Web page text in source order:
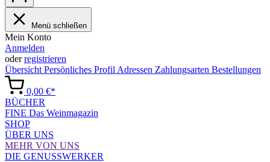
Menü schließen
Mein Konto
Anmelden
oderregistrieren
Übersicht Persönliches Profil Adressen Zahlungsarten Bestellungen
0,00 €*
BÜCHER
FINE Das Weinmagazin
SHOP
ÜBER UNS
MEHR VON UNS
DIE GENUSSWERKER